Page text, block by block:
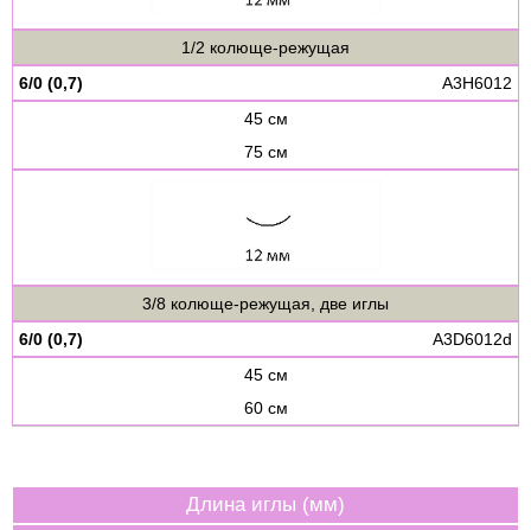
1/2 колюще-режущая
6/0 (0,7)
A3H6012
45 см
75 см
3/8 колюще-режущая, две иглы
6/0 (0,7)
A3D6012d
45 см
60 см
Длина иглы (мм)